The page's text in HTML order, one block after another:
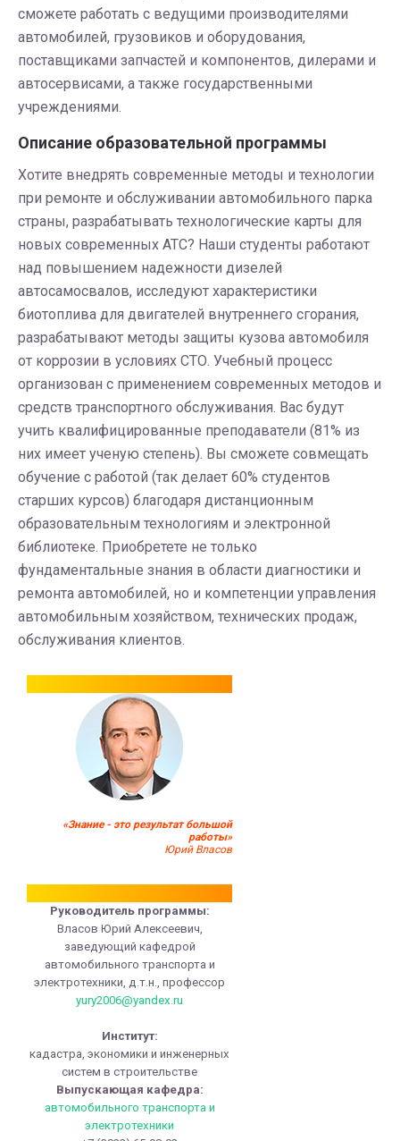
сможете работать с ведущими производителями
автомобилей, грузовиков и оборудования,
поставщиками запчастей и компонентов, дилерами и
автосервисами, а также государственными
учреждениями.
Описание образовательной программы
Хотите внедрять современные методы и технологии
при ремонте и обслуживании автомобильного парка
страны, разрабатывать технологические карты для
новых современных АТС? Наши студенты работают
над повышением надежности дизелей
автосамосвалов, исследуют характеристики
биотоплива для двигателей внутреннего сгорания,
разрабатывают методы защиты кузова автомобиля
от коррозии в условиях СТО. Учебный процесс
организован с применением современных методов и
средств транспортного обслуживания. Вас будут
учить квалифицированные преподаватели (81% из
них имеет ученую степень). Вы сможете совмещать
обучение с работой (так делает 60% студентов
старших курсов) благодаря дистанционным
образовательным технологиям и электронной
библиотеке. Приобретете не только
фундаментальные знания в области диагностики и
ремонта автомобилей, но и компетенции управления
автомобильным хозяйством, технических продаж,
обслуживания клиентов.
«Знание - это результат большой
работы»
Юрий Власов
Руководитель программы:
Власов Юрий Алексеевич,
заведующий кафедрой
автомобильного транспорта и
электротехники, д.т.н., профессор
yury2006@yandex.ru
Институт:
кадастра, экономики и инженерных
систем в строительстве
Выпускающая кафедра:
автомобильного транспорта и
электротехники